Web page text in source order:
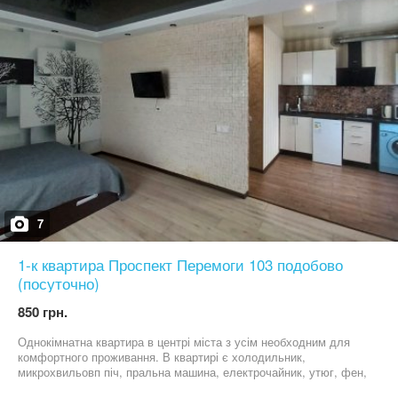
7
1-к квартира Проспект Перемоги 103 подобово
(посуточно)
850 грн.
Однокімнатна квартира в центрі міста з усім необходним для
комфортного проживання. В квартирі є холодильник,
микрохвильовп піч, пральна машина, електрочайник, утюг, фен,